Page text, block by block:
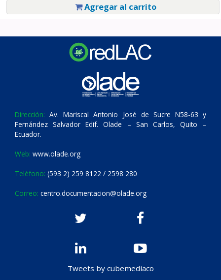
Agregar al carrito
Dirección: Av. Mariscal Antonio José de Sucre N58-63 y
Fernández Salvador Edif. Olade – San Carlos, Quito –
Ecuador.
Web: www.olade.org
Teléfono: (593 2) 259 8122 / 2598 280
Correo: centro.documentacion@olade.org
Tweets by cubemediaco